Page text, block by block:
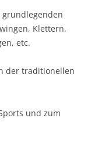
Klettern,
etc.
traditionellen
und zum